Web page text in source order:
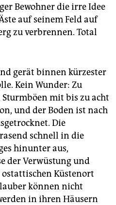
Bewohner die irre Idee
auf seinem Feld auf
zu verbrennen. Total
gerät binnen kürzester
Kein Wunder: Zu
mit bis zu acht
und der Boden ist nach
Die
schnell in die
hinunter aus,
der Verwüstung und
Küstenort
können nicht
in ihren Häusern